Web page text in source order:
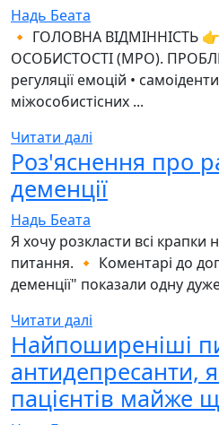
Надь Беата
🔸 ГОЛОВНА ВІДМІННІСТЬ
ОСОБИСТОСТІ (МРО).
регуляції емоцій •
міжособистісних ...
Читати далі
Роз'яснення про
деменції
Надь Беата
Я хочу розкласти всі крапки
питання. 🔸 Коментарі до
деменції" показали одну
Читати далі
Найпоширеніші
антидепресанти,
пацієнтів майже